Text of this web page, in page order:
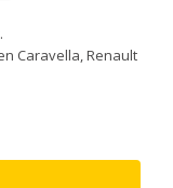
Caravella, Renault